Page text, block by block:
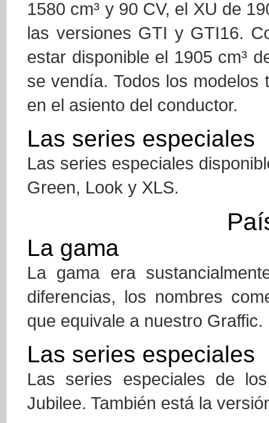
1580 cm³ y 90 CV, el XU de
las versiones GTI y GTI16.
estar disponible el 1905 cm³
se vendía. Todos los
en el asiento del conductor.
Las series especiales
Las series especiales
Green, Look y XLS.
La gama
La gama era
diferencias, los nombres
que equivale a nuestro Graffic.
Las series especiales
Las series especiales de
Jubilee. También está la